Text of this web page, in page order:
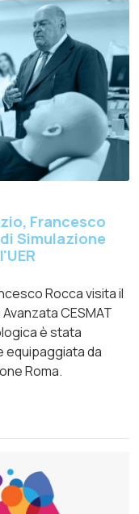
Francesco
Simulazione
Rocca visita il
CESMAT
è stata
da
Roma.